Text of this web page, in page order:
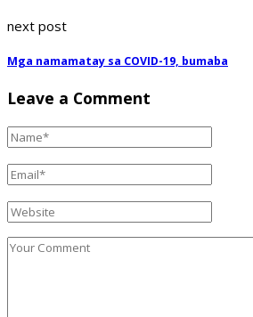
next post
Mga namamatay sa COVID-19, bumaba
Leave a Comment